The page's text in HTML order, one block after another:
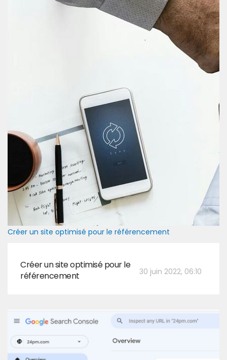
Créer un site optimisé pour le référencement
30 juin 2022, 06:10
Créer un site optimisé pour le
référencement